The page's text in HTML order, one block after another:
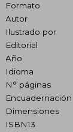
Formato
Autor
Ilustrado por
Editorial
Año
Idioma
N° páginas
Encuadernación
Dimensiones
ISBN13